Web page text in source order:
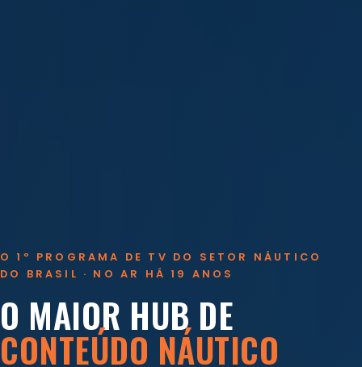
O 1º PROGRAMA DE TV DO SETOR NÁUTICO
DO BRASIL · NO AR HÁ 19 ANOS
O MAIOR HUB DE
CONTEÚDO NÁUTICO